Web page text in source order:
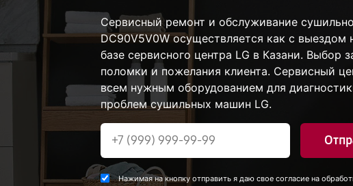
Сервисный ремонт и обслуживание
DC90V5V0W осуществляется как с выездом
базе сервисного центра LG в Казани. Выбор
поломки и пожелания клиента. Сервисный
всем нужным оборудованием для
проблем сушильных машин LG.
Нажимая на кнопку отправить я даю свое согласие на